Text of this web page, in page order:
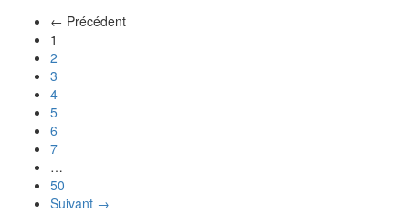
← Précédent
1
2
3
4
5
6
7
…
50
Suivant →